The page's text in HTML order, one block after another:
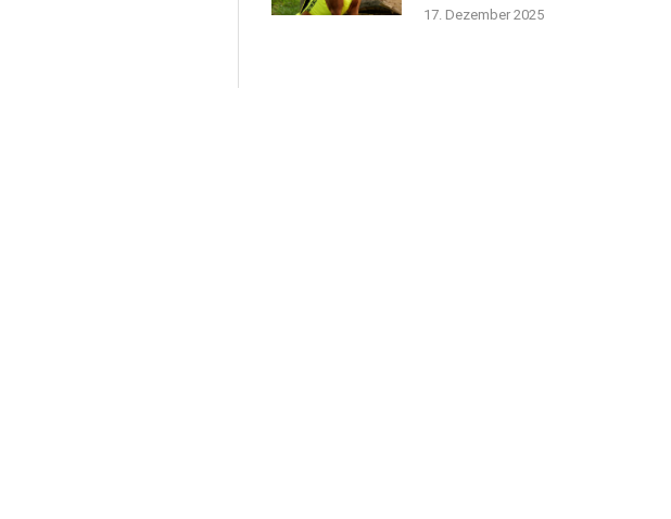
17. Dezember 2025